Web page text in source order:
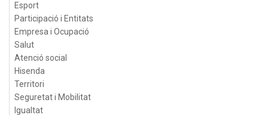
Esport
Participació i Entitats
Empresa i Ocupació
Salut
Atenció social
Hisenda
Territori
Seguretat i Mobilitat
Igualtat